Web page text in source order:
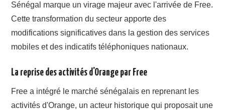
Sénégal marque un virage majeur avec l'arrivée de Free.
Cette transformation du secteur apporte des
modifications significatives dans la gestion des services
mobiles et des indicatifs téléphoniques nationaux.
La reprise des activités d'Orange par Free
Free a intégré le marché sénégalais en reprenant les
activités d'Orange, un acteur historique qui proposait une